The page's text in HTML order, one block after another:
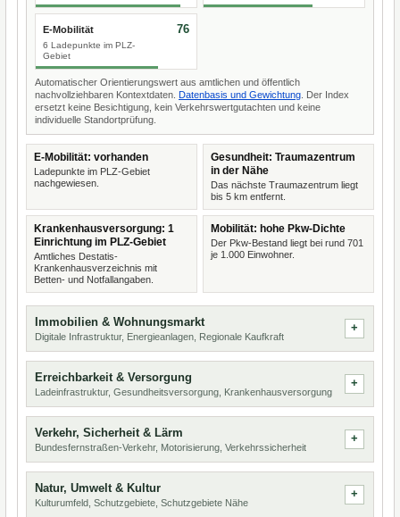
E-Mobilität
6 Ladepunkte im PLZ-
Gebiet
76
Automatischer Orientierungswert aus amtlichen und öffentlich
nachvollziehbaren Kontextdaten. Datenbasis und Gewichtung . Der Index
ersetzt keine Besichtigung, kein Verkehrswertgutachten und keine
individuelle Standortprüfung.
E-Mobilität: vorhanden
Ladepunkte im PLZ-Gebiet
nachgewiesen.
Gesundheit: Traumazentrum
in der Nähe
Das nächste Traumazentrum liegt
bis 5 km entfernt.
Krankenhausversorgung: 1
Einrichtung im PLZ-Gebiet
Amtliches Destatis-
Krankenhausverzeichnis mit
Betten- und Notfallangaben.
Mobilität: hohe Pkw-Dichte
Der Pkw-Bestand liegt bei rund 701
je 1.000 Einwohner.
Immobilien & Wohnungsmarkt
Digitale Infrastruktur, Energieanlagen, Regionale Kaufkraft
Erreichbarkeit & Versorgung
Ladeinfrastruktur, Gesundheitsversorgung, Krankenhausversorgung
Verkehr, Sicherheit & Lärm
Bundesfernstraßen-Verkehr, Motorisierung, Verkehrssicherheit
Natur, Umwelt & Kultur
Kulturumfeld, Schutzgebiete, Schutzgebiete Nähe